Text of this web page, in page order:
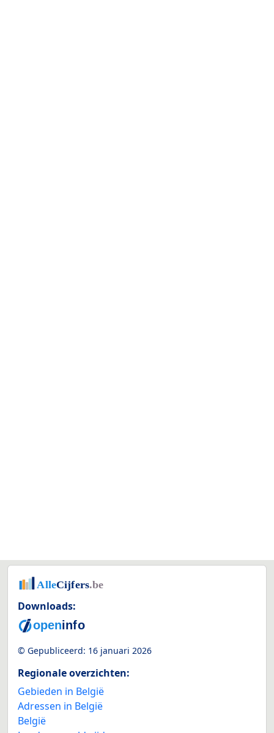
Downloads:
© Gepubliceerd: 16 januari 2026
Regionale overzichten:
Gebieden in België
Adressen in België
België